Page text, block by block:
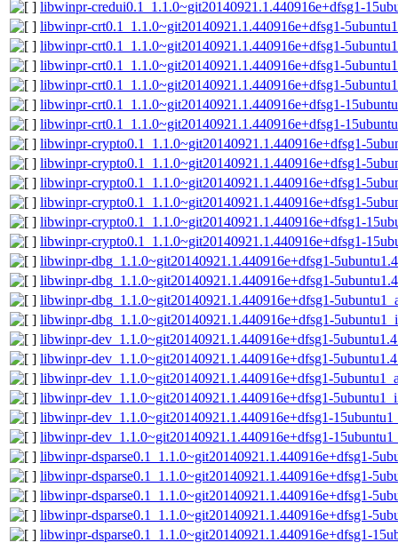
libwinpr-credui0.1_1.1.0~git20140921.1.440916e+dfsg1-
libwinpr-crt0.1_1.1.0~git20140921.1.440916e+dfsg1-
libwinpr-crt0.1_1.1.0~git20140921.1.440916e+dfsg1-
libwinpr-crt0.1_1.1.0~git20140921.1.440916e+dfsg1-
libwinpr-crt0.1_1.1.0~git20140921.1.440916e+dfsg1-
libwinpr-crt0.1_1.1.0~git20140921.1.440916e+dfsg1-
libwinpr-crt0.1_1.1.0~git20140921.1.440916e+dfsg1-
libwinpr-crypto0.1_1.1.0~git20140921.1.440916e+dfsg1-
libwinpr-crypto0.1_1.1.0~git20140921.1.440916e+dfsg1-
libwinpr-crypto0.1_1.1.0~git20140921.1.440916e+dfsg1-
libwinpr-crypto0.1_1.1.0~git20140921.1.440916e+dfsg1-
libwinpr-crypto0.1_1.1.0~git20140921.1.440916e+dfsg1-
libwinpr-crypto0.1_1.1.0~git20140921.1.440916e+dfsg1-
libwinpr-dbg_1.1.0~git20140921.1.440916e+dfsg1-
libwinpr-dbg_1.1.0~git20140921.1.440916e+dfsg1-
libwinpr-dbg_1.1.0~git20140921.1.440916e+dfsg1-
libwinpr-dbg_1.1.0~git20140921.1.440916e+dfsg1-
libwinpr-dev_1.1.0~git20140921.1.440916e+dfsg1-
libwinpr-dev_1.1.0~git20140921.1.440916e+dfsg1-
libwinpr-dev_1.1.0~git20140921.1.440916e+dfsg1-
libwinpr-dev_1.1.0~git20140921.1.440916e+dfsg1-
libwinpr-dev_1.1.0~git20140921.1.440916e+dfsg1-
libwinpr-dev_1.1.0~git20140921.1.440916e+dfsg1-
libwinpr-dsparse0.1_1.1.0~git20140921.1.440916e+dfsg1-
libwinpr-dsparse0.1_1.1.0~git20140921.1.440916e+dfsg1-
libwinpr-dsparse0.1_1.1.0~git20140921.1.440916e+dfsg1-
libwinpr-dsparse0.1_1.1.0~git20140921.1.440916e+dfsg1-
libwinpr-dsparse0.1_1.1.0~git20140921.1.440916e+dfsg1-